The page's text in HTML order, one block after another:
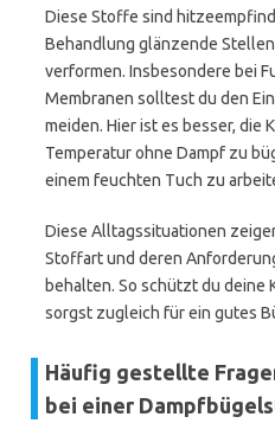
Diese Stoffe sind
Behandlung glänzende
verformen. Insbesondere bei
Membranen solltest du den
meiden. Hier ist es besser, die
Temperatur ohne Dampf zu
einem feuchten Tuch zu
Diese Alltagssituationen
Stoffart und deren
behalten. So schützt du deine
sorgst zugleich für ein gutes
Häufig gestellte
bei einer